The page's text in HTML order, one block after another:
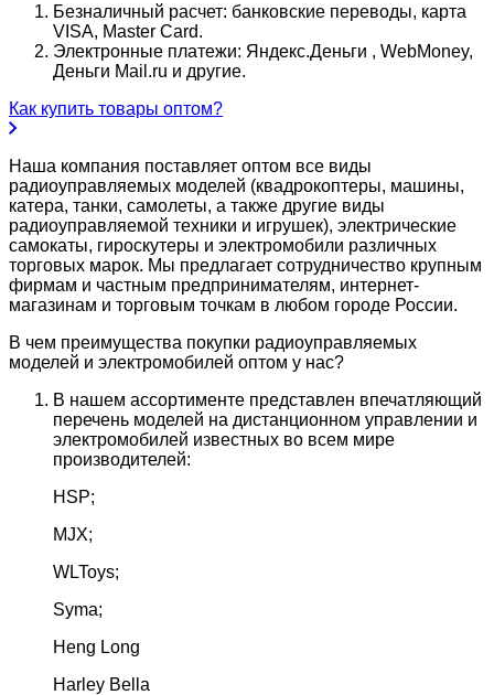
Безналичный расчет: банковские переводы, карта
VISA, Master Card.
Электронные платежи: Яндекс.Деньги , WebMoney,
Деньги Mail.ru и другие.
Как купить товары оптом?
Наша компания поставляет оптом все виды
радиоуправляемых моделей (квадрокоптеры, машины,
катера, танки, самолеты, а также другие виды
радиоуправляемой техники и игрушек), электрические
самокаты, гироскутеры и электромобили различных
торговых марок. Мы предлагает сотрудничество крупным
фирмам и частным предпринимателям, интернет-
магазинам и торговым точкам в любом городе России.
В чем преимущества покупки радиоуправляемых
моделей и электромобилей оптом у нас?
В нашем ассортименте представлен впечатляющий
перечень моделей на дистанционном управлении и
электромобилей известных во всем мире
производителей:
HSP;
MJX;
WLToys;
Syma;
Heng Long
Harley Bella